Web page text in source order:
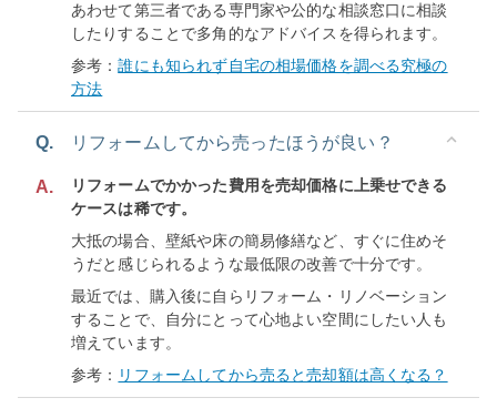
あわせて第三者である専門家や公的な相談窓口に相談
したりすることで多角的なアドバイスを得られます。
参考：誰にも知られず自宅の相場価格を調べる究極の
方法
Q. リフォームしてから売ったほうが良い？
A.
リフォームでかかった費用を売却価格に上乗せできる
ケースは稀です。
大抵の場合、壁紙や床の簡易修繕など、すぐに住めそ
うだと感じられるような最低限の改善で十分です。
最近では、購入後に自らリフォーム・リノベーション
することで、自分にとって心地よい空間にしたい人も
増えています。
参考： リフォームしてから売ると売却額は高くなる？